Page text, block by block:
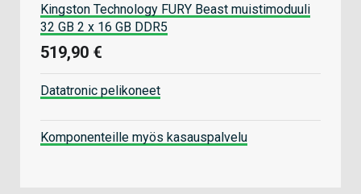
Kingston Technology FURY Beast muistimoduuli
32 GB 2 x 16 GB DDR5
519,90 €
Datatronic pelikoneet
Komponenteille myös kasauspalvelu